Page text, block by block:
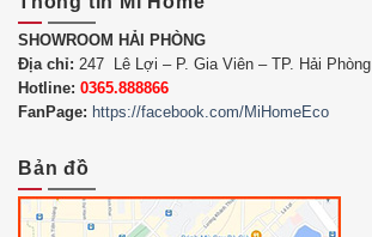
SHOWROOM HẢI PHÒNG
Địa chỉ: 247 Lê Lợi – P. Gia Viên – TP. Hải Phòng
Hotline: 0365.888866
FanPage: https://facebook.com/MiHomeEco
Bản đồ